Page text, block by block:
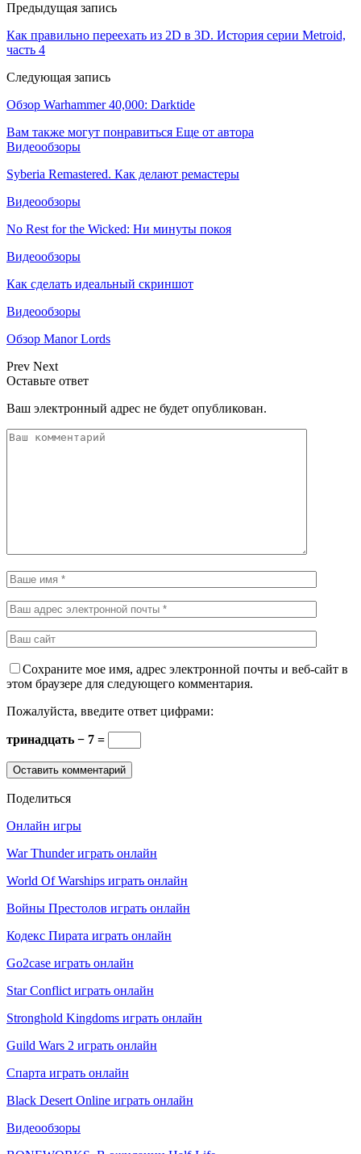
Предыдущая запись
Как правильно переехать из 2D в 3D. История серии Metroid,
часть 4
Следующая запись
Обзор Warhammer 40,000: Darktide
Вам также могут понравиться Еще от автора
Видеообзоры
Syberia Remastered. Как делают ремастеры
Видеообзоры
No Rest for the Wicked: Ни минуты покоя
Видеообзоры
Как сделать идеальный скриншот
Видеообзоры
Обзор Manor Lords
Prev Next
Оставьте ответ
Ваш электронный адрес не будет опубликован.
Сохраните мое имя, адрес электронной почты и веб-сайт в
этом браузере для следующего комментария.
Пожалуйста, введите ответ цифрами:
тринадцать − 7 =
Поделиться
Онлайн игры
War Thunder играть онлайн
World Of Warships играть онлайн
Войны Престолов играть онлайн
Кодекс Пирата играть онлайн
Go2case играть онлайн
Star Conflict играть онлайн
Stronghold Kingdoms играть онлайн
Guild Wars 2 играть онлайн
Спарта играть онлайн
Black Desert Online играть онлайн
Видеообзоры